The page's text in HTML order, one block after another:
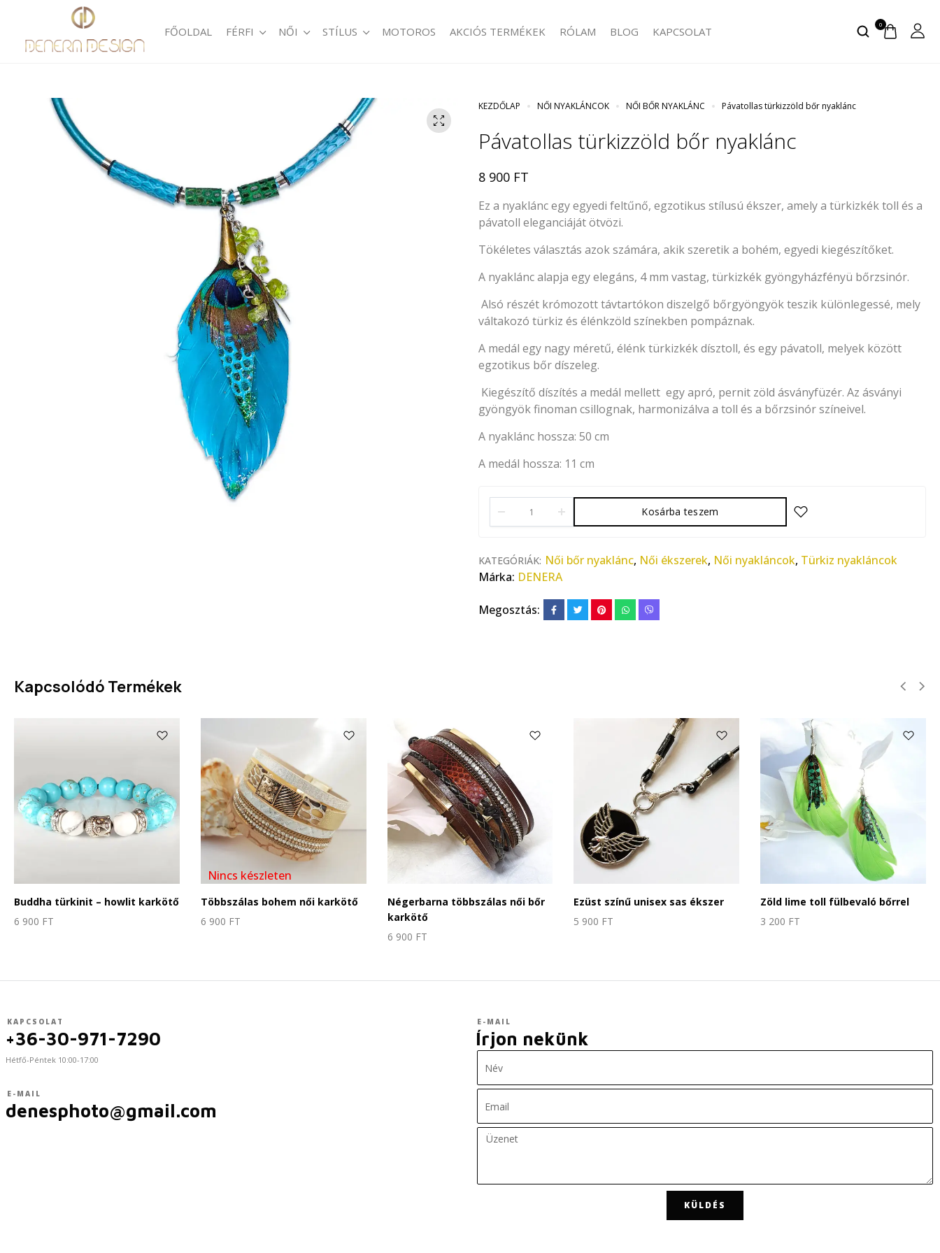
FŐOLDAL FÉRFI NŐI STÍLUS MOTOROS AKCIÓS TERMÉKEK RÓLAM BLOG KAPCSOLAT 0
KEZDŐLAP NŐI NYAKLÁNCOK NŐI BŐR NYAKLÁNC Pávatollas türkizzöld bőr nyaklánc
Pávatollas türkizzöld bőr nyaklánc
8 900 FT
Ez a nyaklánc egy egyedi feltűnő, egzotikus stílusú ékszer, amely a türkizkék toll és a
pávatoll eleganciáját ötvözi.
Tökéletes választás azok számára, akik szeretik a bohém, egyedi kiegészítőket.
A nyaklánc alapja egy elegáns, 4 mm vastag, türkizkék gyöngyházfényü bőrzsinór.
Alsó részét krómozott távtartókon diszelgő bőrgyöngyök teszik különlegessé, mely
váltakozó türkiz és élénkzöld színekben pompáznak.
A medál egy nagy méretű, élénk türkizkék dísztoll, és egy pávatoll, melyek között
egzotikus bőr díszeleg.
Kiegészítő díszítés a medál mellett egy apró, pernit zöld ásványfüzér. Az ásványi
gyöngyök finoman csillognak, harmonizálva a toll és a bőrzsinór színeivel.
A nyaklánc hossza: 50 cm
A medál hossza: 11 cm
Kosárba teszem
KATEGÓRIÁK: Női bőr nyaklánc, Női ékszerek, Női nyakláncok, Türkiz nyakláncok
Márka: DENERA
Megosztás:
Kapcsolódó Termékek
Buddha türkinit – howlit karkötő
6 900 FT
Nincs készleten
Többszálas bohem női karkötő
6 900 FT
Négerbarna többszálas női bőr
karkötő
6 900 FT
Ezüst színű unisex sas ékszer
5 900 FT
Zöld lime toll fülbevaló bőrrel
3 200 FT
KAPCSOLAT
+36-30-971-7290
Hétfő-Péntek 10:00-17:00
E-MAIL
denesphoto@gmail.com
E-MAIL
Írjon nekünk
KÜLDÉS